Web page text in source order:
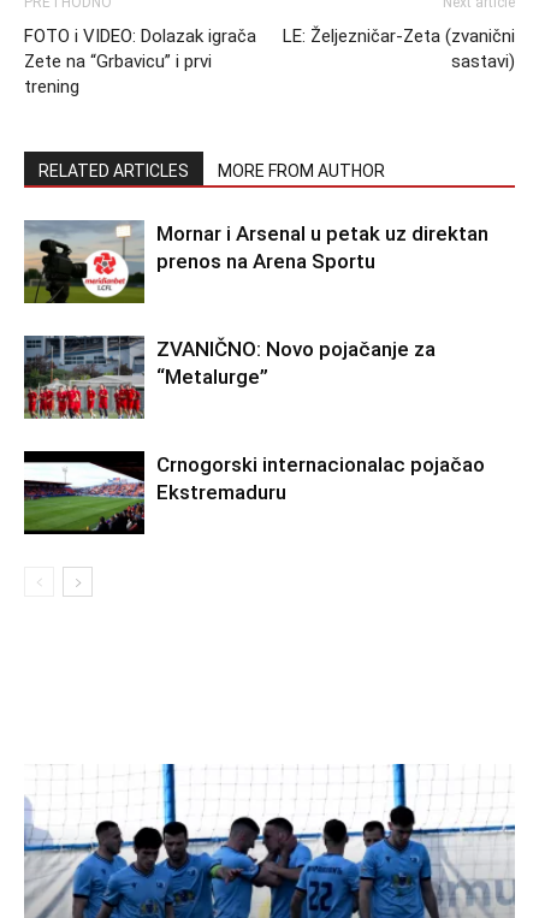
FOTO i VIDEO: Dolazak igrača
Zete na “Grbavicu” i prvi
trening
LE: Željezničar-Zeta (zvanični
sastavi)
RELATED ARTICLES MORE FROM AUTHOR
Mornar i Arsenal u petak uz direktan
prenos na Arena Sportu
ZVANIČNO: Novo pojačanje za
“Metalurge”
Crnogorski internacionalac pojačao
Ekstremaduru